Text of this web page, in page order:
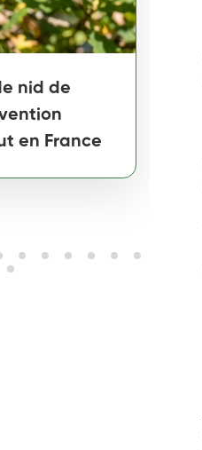
nid de
en France